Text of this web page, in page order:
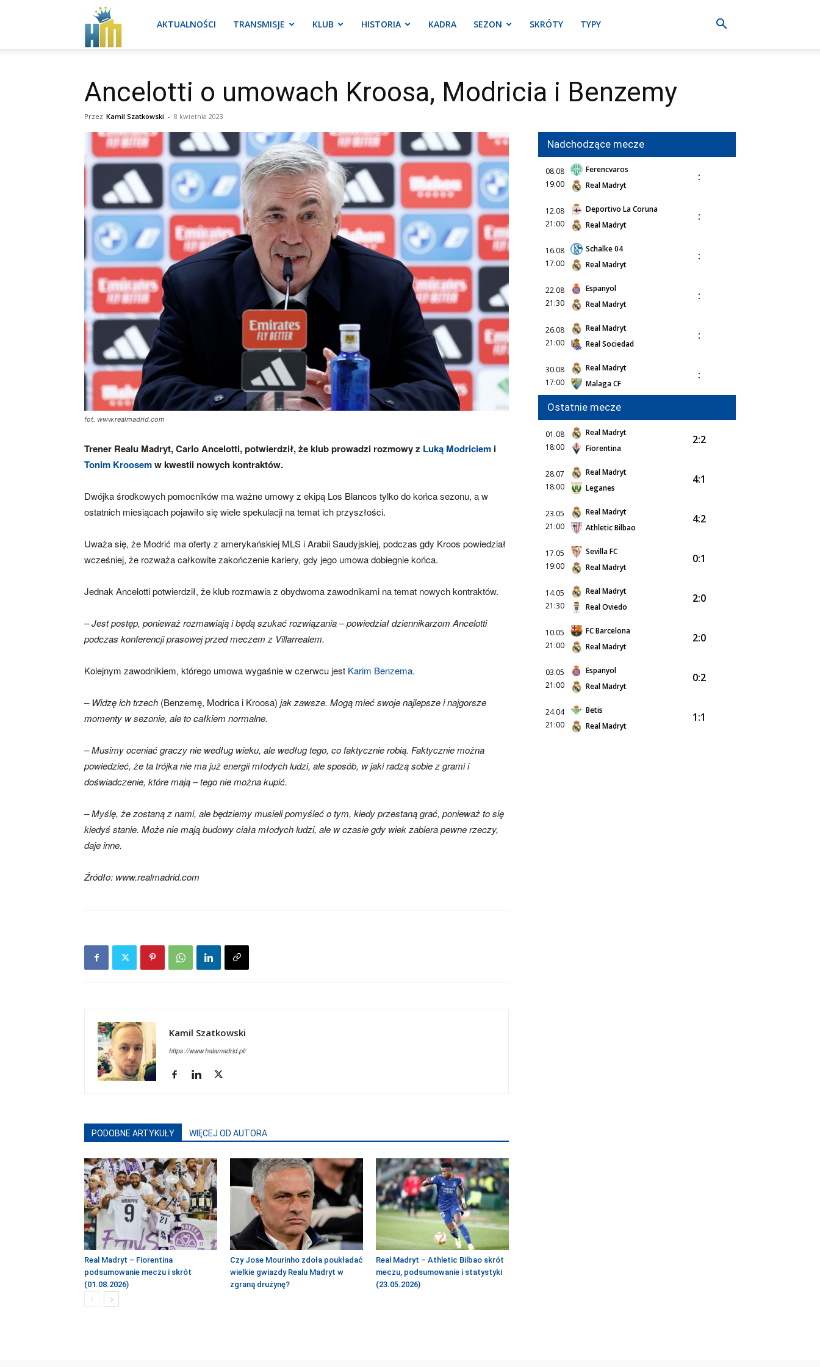
Real
aktualności
AKTUALNOŚCI TRANSMISJE KLUB HISTORIA KADRA SEZON SKRÓTY TYPY
Ancelotti o umowach Kroosa, Modricia i Benzemy
Przez Kamil Szatkowski - 8 kwietnia 2023
fot. www.realmadrid.com
Trener Realu Madryt, Carlo Ancelotti, potwierdził, że klub prowadzi rozmowy z Luką Modriciem i
Tonim Kroosemw kwestii nowych kontraktów.
Dwójka środkowych pomocników ma ważne umowy z ekipą Los Blancos tylko do końca sezonu, a w
ostatnich miesiącach pojawiło się wiele spekulacji na temat ich przyszłości.
Uważa się, że Modrić ma oferty z amerykańskiej MLS i Arabii Saudyjskiej, podczas gdy Kroos powiedział
wcześniej, że rozważa całkowite zakończenie kariery, gdy jego umowa dobiegnie końca.
Jednak Ancelotti potwierdził, że klub rozmawia z obydwoma zawodnikami na temat nowych kontraktów.
– Jest postęp, ponieważ rozmawiają i będą szukać rozwiązania – powiedział dziennikarzom Ancelotti
podczas konferencji prasowej przed meczem z Villarrealem.
Kolejnym zawodnikiem, którego umowa wygaśnie w czerwcu jest Karim Benzema.
– Widzę ich trzech (Benzemę, Modrica i Kroosa) jak zawsze. Mogą mieć swoje najlepsze i najgorsze
momenty w sezonie, ale to całkiem normalne.
– Musimy oceniać graczy nie według wieku, ale według tego, co faktycznie robią. Faktycznie można
powiedzieć, że ta trójka nie ma już energii młodych ludzi, ale sposób, w jaki radzą sobie z grami i
doświadczenie, które mają – tego nie można kupić.
– Myślę, że zostaną z nami, ale będziemy musieli pomyśleć o tym, kiedy przestaną grać, ponieważ to się
kiedyś stanie. Może nie mają budowy ciała młodych ludzi, ale w czasie gdy wiek zabiera pewne rzeczy,
daje inne.
Źródło: www.realmadrid.com
Kamil Szatkowski
https://www.halamadrid.pl/
PODOBNE ARTYKUŁY WIĘCEJ OD AUTORA
Real Madryt – Fiorentina
podsumowanie meczu i skrót
(01.08.2026)
Czy Jose Mourinho zdoła poukładać
wielkie gwiazdy Realu Madryt w
zgraną drużynę?
Real Madryt – Athletic Bilbao skrót
meczu, podsumowanie i statystyki
(23.05.2026)
Nadchodzące mecze
08.08
19:00
Ferencvaros
Real Madryt
:
12.08
21:00
Deportivo La Coruna
Real Madryt
:
16.08
17:00
Schalke 04
Real Madryt
:
22.08
21:30
Espanyol
Real Madryt
:
26.08
21:00
Real Madryt
Real Sociedad
:
30.08
17:00
Real Madryt
Malaga CF
:
Ostatnie mecze
01.08
18:00
Real Madryt
Fiorentina
2:2
28.07
18:00
Real Madryt
Leganes
4:1
23.05
21:00
Real Madryt
Athletic Bilbao
4:2
17.05
19:00
Sevilla FC
Real Madryt
0:1
14.05
21:30
Real Madryt
Real Oviedo
2:0
10.05
21:00
FC Barcelona
Real Madryt
2:0
03.05
21:00
Espanyol
Real Madryt
0:2
24.04
21:00
Betis
Real Madryt
1:1